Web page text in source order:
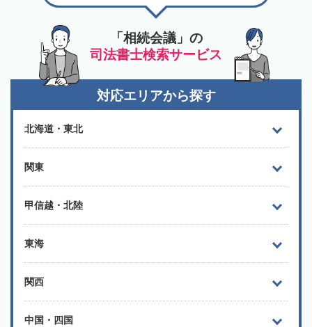
「相続会議」の
司法書士検索サービス
対応エリアから探す
北海道・東北
関東
甲信越・北陸
東海
関西
中国・四国